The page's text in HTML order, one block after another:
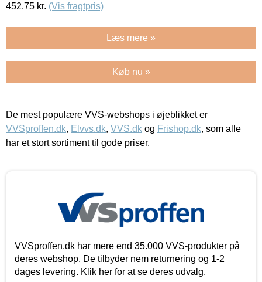
452.75 kr. (Vis fragtpris)
Læs mere »
Køb nu »
De mest populære VVS-webshops i øjeblikket er
VVSproffen.dk, Elvvs.dk, VVS.dk og Frishop.dk, som alle
har et stort sortiment til gode priser.
VVSproffen.dk har mere end 35.000 VVS-produkter på
deres webshop. De tilbyder nem returnering og 1-2
dages levering. Klik her for at se deres udvalg.